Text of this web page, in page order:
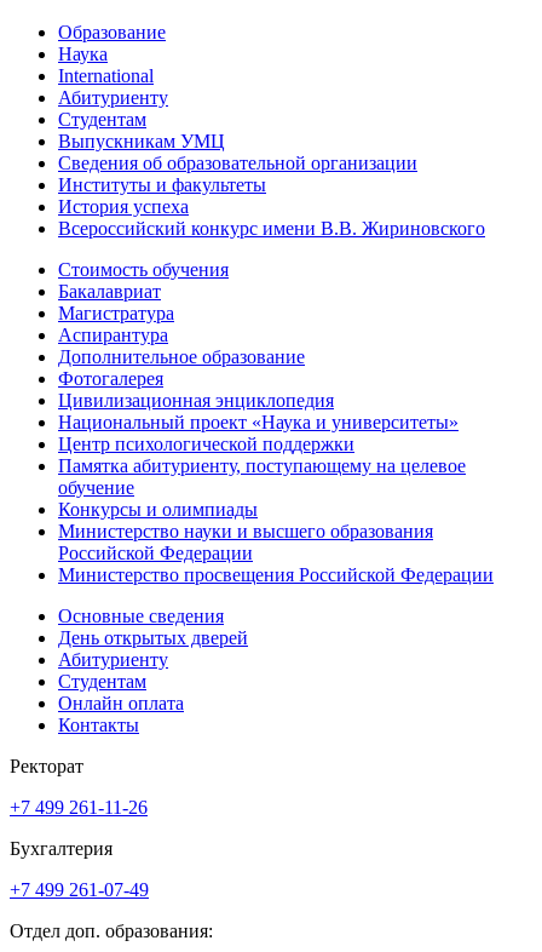
Образование
Наука
International
Абитуриенту
Студентам
Выпускникам УМЦ
Сведения об образовательной организации
Институты и факультеты
История успеха
Всероссийский конкурс имени В.В. Жириновского
Стоимость обучения
Бакалавриат
Магистратура
Аспирантура
Дополнительное образование
Фотогалерея
Цивилизационная энциклопедия
Национальный проект «Наука и университеты»
Центр психологической поддержки
Памятка абитуриенту, поступающему на целевое
обучение
Конкурсы и олимпиады
Министерство науки и высшего образования
Российской Федерации
Министерство просвещения Российской Федерации
Основные сведения
День открытых дверей
Абитуриенту
Студентам
Онлайн оплата
Контакты
Ректорат
+7 499 261-11-26
Бухгалтерия
+7 499 261-07-49
Отдел доп. образования: